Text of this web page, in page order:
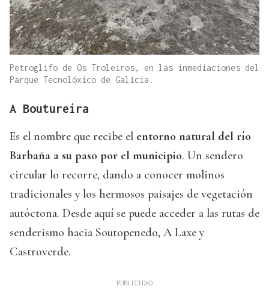
Petroglifo de Os Troleiros, en las inmediaciones del
Parque Tecnolóxico de Galicia.
A Boutureira
Es el nombre que recibe el entorno natural del río
Barbaña a su paso por el municipio. Un sendero
circular lo recorre, dando a conocer molinos
tradicionales y los hermosos paisajes de vegetación
autóctona. Desde aquí se puede acceder a las rutas de
senderismo hacia Soutopenedo, A Laxe y
Castroverde.